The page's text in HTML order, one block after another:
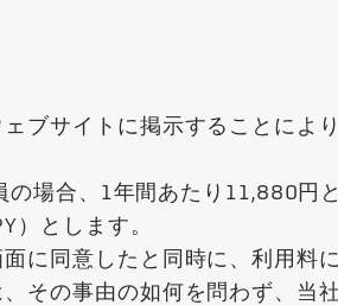
ブサイトに掲示することによ
場合、1年間あたり11,880円
）とします。
に同意したと同時に、利用料
その事由の如何を問わず、当